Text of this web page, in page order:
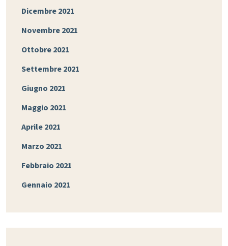
Dicembre 2021
Novembre 2021
Ottobre 2021
Settembre 2021
Giugno 2021
Maggio 2021
Aprile 2021
Marzo 2021
Febbraio 2021
Gennaio 2021